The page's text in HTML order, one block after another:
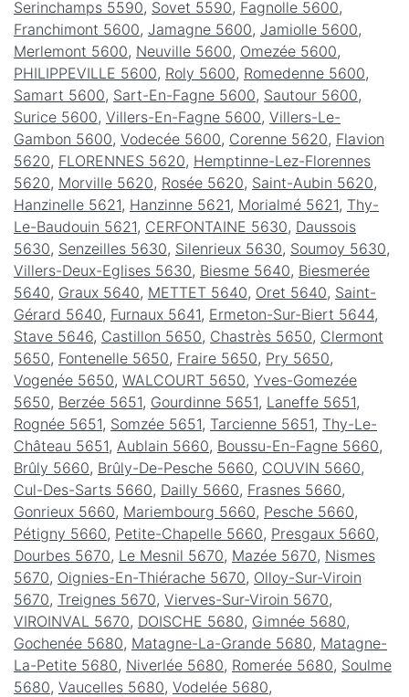
Serinchamps 5590, Sovet 5590, Fagnolle 5600,
Franchimont 5600, Jamagne 5600, Jamiolle 5600,
Merlemont 5600, Neuville 5600, Omezée 5600,
PHILIPPEVILLE 5600, Roly 5600, Romedenne 5600,
Samart 5600, Sart-En-Fagne 5600, Sautour 5600,
Surice 5600, Villers-En-Fagne 5600, Villers-Le-
Gambon 5600, Vodecée 5600, Corenne 5620, Flavion
5620, FLORENNES 5620, Hemptinne-Lez-Florennes
5620, Morville 5620, Rosée 5620, Saint-Aubin 5620,
Hanzinelle 5621, Hanzinne 5621, Morialmé 5621, Thy-
Le-Baudouin 5621, CERFONTAINE 5630, Daussois
5630, Senzeilles 5630, Silenrieux 5630, Soumoy 5630,
Villers-Deux-Eglises 5630, Biesme 5640, Biesmerée
5640, Graux 5640, METTET 5640, Oret 5640, Saint-
Gérard 5640, Furnaux 5641, Ermeton-Sur-Biert 5644,
Stave 5646, Castillon 5650, Chastrès 5650, Clermont
5650, Fontenelle 5650, Fraire 5650, Pry 5650,
Vogenée 5650, WALCOURT 5650, Yves-Gomezée
5650, Berzée 5651, Gourdinne 5651, Laneffe 5651,
Rognée 5651, Somzée 5651, Tarcienne 5651, Thy-Le-
Château 5651, Aublain 5660, Boussu-En-Fagne 5660,
Brûly 5660, Brûly-De-Pesche 5660, COUVIN 5660,
Cul-Des-Sarts 5660, Dailly 5660, Frasnes 5660,
Gonrieux 5660, Mariembourg 5660, Pesche 5660,
Pétigny 5660, Petite-Chapelle 5660, Presgaux 5660,
Dourbes 5670, Le Mesnil 5670, Mazée 5670, Nismes
5670, Oignies-En-Thiérache 5670, Olloy-Sur-Viroin
5670, Treignes 5670, Vierves-Sur-Viroin 5670,
VIROINVAL 5670, DOISCHE 5680, Gimnée 5680,
Gochenée 5680, Matagne-La-Grande 5680, Matagne-
La-Petite 5680, Niverlée 5680, Romerée 5680, Soulme
5680, Vaucelles 5680, Vodelée 5680,